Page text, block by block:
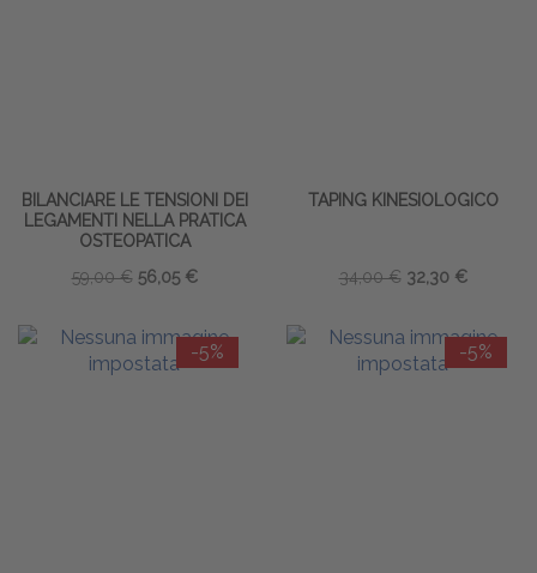
BILANCIARE LE TENSIONI DEI
LEGAMENTI NELLA PRATICA
OSTEOPATICA
59,00 € 56,05 €
TAPING KINESIOLOGICO
34,00 € 32,30 €
-5% -5%